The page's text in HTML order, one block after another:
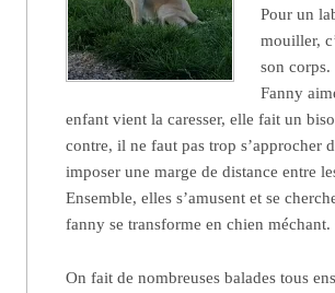
Pour un
mouiller,
son corps.
Fanny
enfant vient la caresser, elle fait un
contre, il ne faut pas trop s’approcher
imposer une marge de distance entre
Ensemble, elles s’amusent et se
fanny se transforme en chien
On fait de nombreuses balades tous